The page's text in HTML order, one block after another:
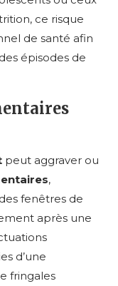
ce risque
de santé afin
épisodes de
peut aggraver ou
,
fenêtres de
après une
d’une
fringales